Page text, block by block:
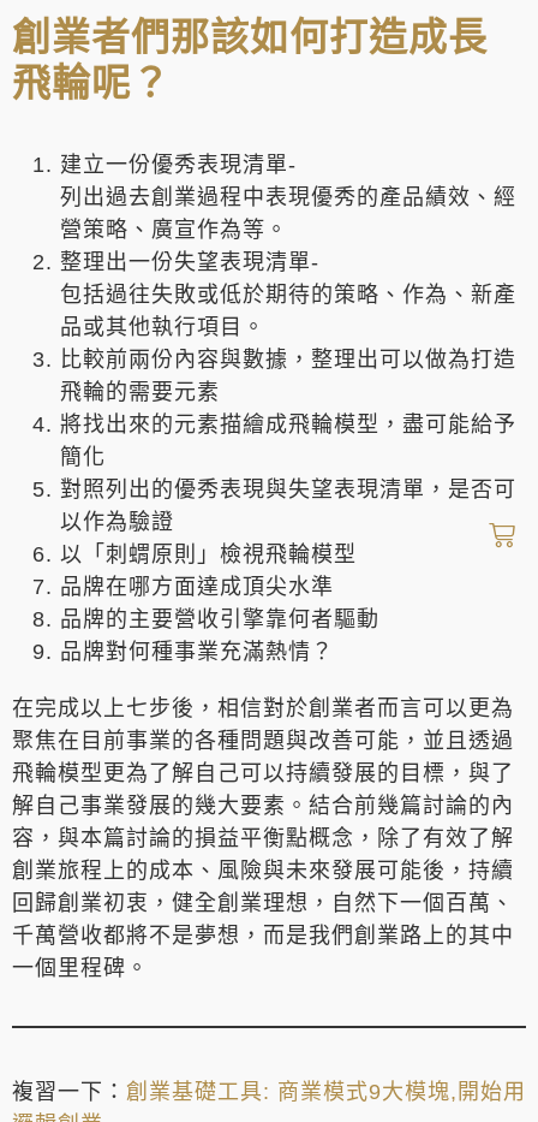
創業者們那該如何打造成長
飛輪呢？
建立一份優秀表現清單-
列出過去創業過程中表現優秀的產品績效、經
營策略、廣宣作為等。
整理出一份失望表現清單-
包括過往失敗或低於期待的策略、作為、新產
品或其他執行項目。
比較前兩份內容與數據，整理出可以做為打造
飛輪的需要元素
將找出來的元素描繪成飛輪模型，盡可能給予
簡化
對照列出的優秀表現與失望表現清單，是否可
以作為驗證
以「刺蝟原則」檢視飛輪模型
品牌在哪方面達成頂尖水準
品牌的主要營收引擎靠何者驅動
品牌對何種事業充滿熱情？
在完成以上七步後，相信對於創業者而言可以更為
聚焦在目前事業的各種問題與改善可能，並且透過
飛輪模型更為了解自己可以持續發展的目標，與了
解自己事業發展的幾大要素。結合前幾篇討論的內
容，與本篇討論的損益平衡點概念，除了有效了解
創業旅程上的成本、風險與未來發展可能後，持續
回歸創業初衷，健全創業理想，自然下一個百萬、
千萬營收都將不是夢想，而是我們創業路上的其中
一個里程碑。
複習一下： 創業基礎工具: 商業模式9大模塊,開始用